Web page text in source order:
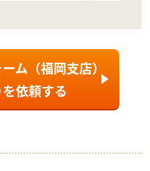
ム（福岡支店）
を依頼する